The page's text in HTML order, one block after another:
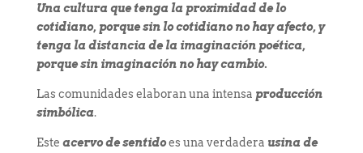
Una cultura que tenga la proximidad de lo
cotidiano, porque sin lo cotidiano no hay afecto, y
tenga la distancia de la imaginación poética,
porque sin imaginación no hay cambio.
Las comunidades elaboran una intensa producción
simbólica.
Este acervo de sentidoes una verdadera usina de